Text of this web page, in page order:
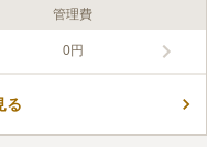
で最もリーズナブルな樹木
追加費用や維持費は一切かか
管理費
0円
る